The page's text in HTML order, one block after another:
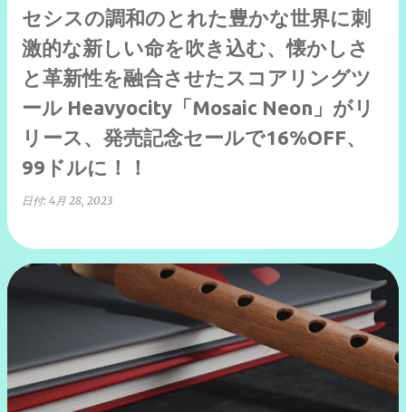
セシスの調和のとれた豊かな世界に刺
激的な新しい命を吹き込む、懐かしさ
と革新性を融合させたスコアリングツ
ール Heavyocity「Mosaic Neon」がリ
リース、発売記念セールで16%OFF、
99ドルに！！
日付: 4月 28, 2023